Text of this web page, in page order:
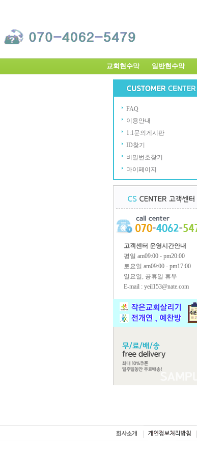
교회현수막 일반현수막
FAQ
이용안내
1:1문의게시판
ID찾기
비밀번호찾기
마이페이지
고객센터 운영시간안내
평일 am09:00 - pm20:00
토요일 am09:00 - pm17:00
일요일, 공휴일 휴무
E-mail : yeil153@nate.com